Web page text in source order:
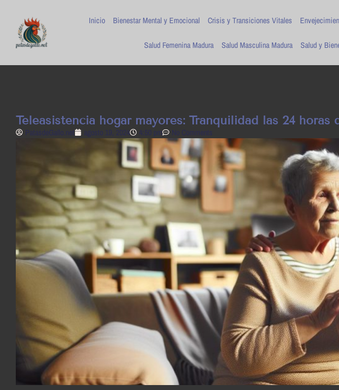
Inicio Bienestar Mental y Emocional Crisis y Transiciones Vitales
Salud Femenina Madura Salud Masculina Madura Salud y
Teleasistencia hogar mayores: Tranquilidad las 24 horas
PatasdeGallo .net agosto 19, 2024 4:50 pm No Comments